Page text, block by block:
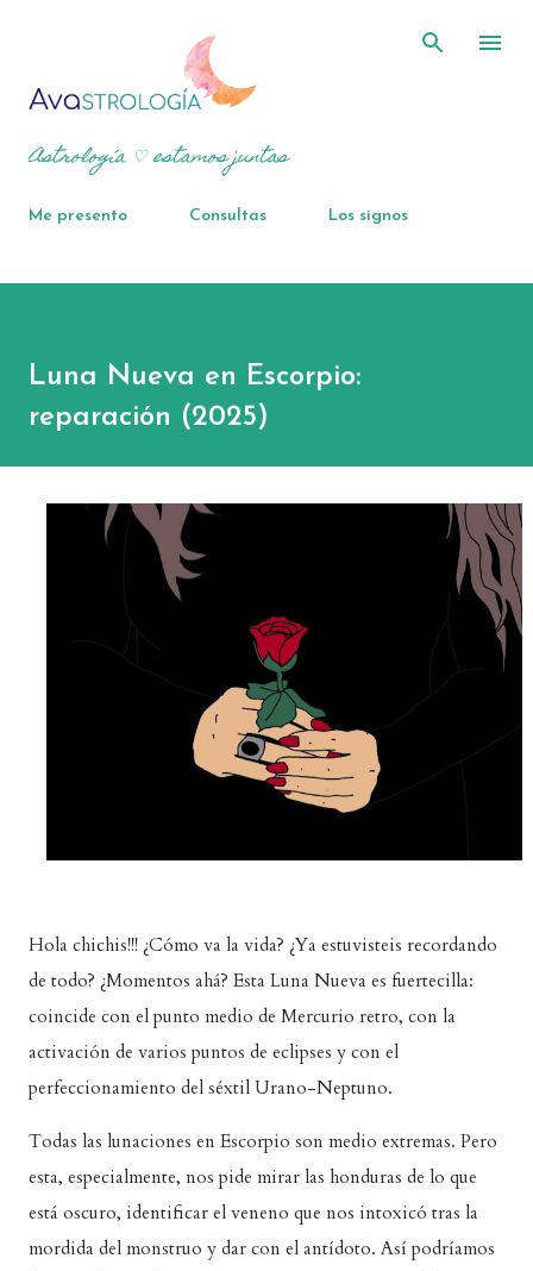
Astrología ♡ estamos juntas
Me presento Consultas Los signos
Luna Nueva en Escorpio:
reparación (2025)
Hola chichis!!! ¿Cómo va la vida? ¿Ya estuvisteis recordando
de todo? ¿Momentos ahá? Esta Luna Nueva es fuertecilla:
coincide con el punto medio de Mercurio retro, con la
activación de varios puntos de eclipses y con el
perfeccionamiento del séxtil Urano-Neptuno.
Todas las lunaciones en Escorpio son medio extremas. Pero
esta, especialmente, nos pide mirar las honduras de lo que
está oscuro, identificar el veneno que nos intoxicó tras la
mordida del monstruo y dar con el antídoto. Así podríamos